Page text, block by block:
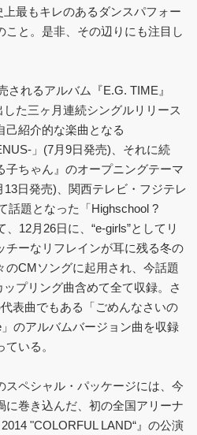
最もキレのあるダンスパフォー
こと。是非、その辺りにも注目し
れるアルバム『E.G. TIME』
た三ヶ月連続シングルリリース
己紹介的な楽曲となる
」(7月9日発売)、それに続
子ちゃん』のオープニングテーマ
13日発売)、関西テレビ・フジテレ
話題となった「Highschool ?
12月26日に、“e-girls”としてリ
チーなリフレインが耳に残る冬の
のCMソングに起用され、今話題
プリング曲含めて全て収録。さ
表曲でもある「ごめんなさいの
のアルバムバージョン曲を収録
いる。
スペシャル・パッケージには、今
に巻き込んだ、初の全国アリーナ
"COLORFUL LAND“』の公演